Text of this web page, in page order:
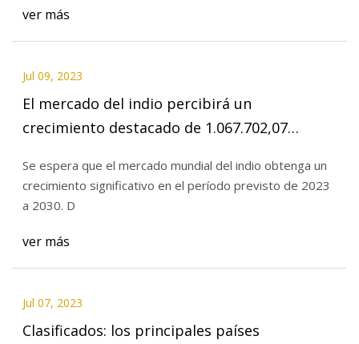
ver más
Jul 09, 2023
El mercado del indio percibirá un
crecimiento destacado de 1.067.702,07
participación, tendencias, demanda,
segmentación y perspectivas competitivas
Se espera que el mercado mundial del indio obtenga un
crecimiento significativo en el período previsto de 2023
a 2030. D
ver más
Jul 07, 2023
Clasificados: los principales países